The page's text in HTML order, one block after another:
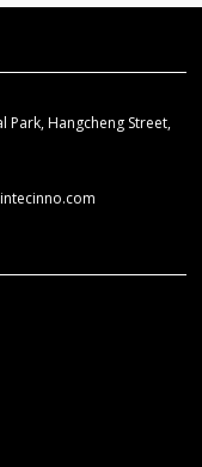
Park, Hangcheng Street,